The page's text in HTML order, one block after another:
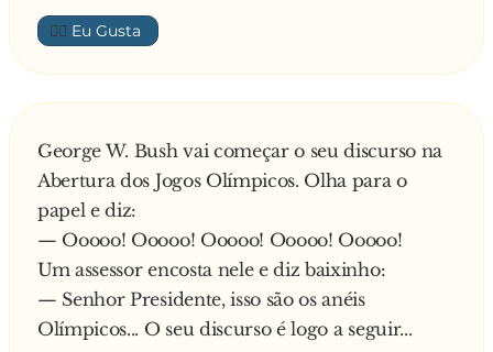
Na auto-estrada A1, acelerou até aos 180
km/hora… 220 km/hora… 250 km/hora… De
imediato as luzes azuis da patrulha da BT da
GNR surgiram no espelho. O Papa lá encostou e
debruçou sobre janela e viu de quem se tratava,
disse:
- Por favor… Aguarde um momento… – o
agente da BT pegou no rádio e chamou o
Chefe:
- Tenho aqui uma pessoa muito importante que
conduzia a mais de 250 km/hora na A1 e
👍🏼
George W. Bush vai começar o seu discurso na
Abertura dos Jogos Olímpicos. Olha para o
papel e diz:
— Ooooo! Ooooo! Ooooo! Ooooo! Ooooo!
Um assessor encosta nele e diz baixinho:
— Senhor Presidente, isso são os anéis
Olímpicos... O seu discurso é logo a seguir...